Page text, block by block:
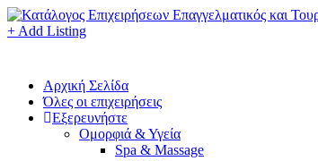
+ Add Listing
Αρχική Σελίδα
Όλες οι επιχειρήσεις
Εξερευνήστε
Ομορφιά & Υγεία
Spa & Massage